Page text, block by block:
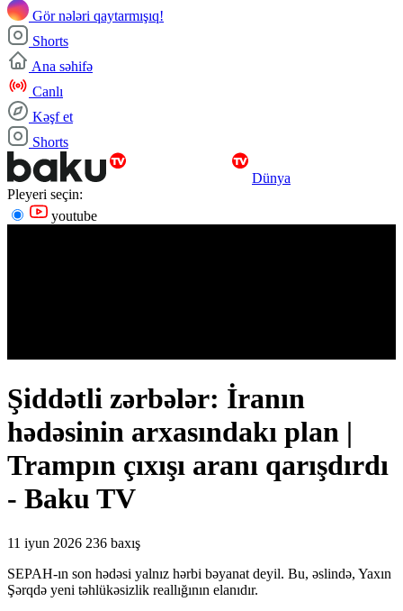
Gör nələri qaytarmışıq!
Shorts
Ana səhifə
Canlı
Kəşf et
Shorts
Dünya
Pleyeri seçin:
youtube
Şiddətli zərbələr: İranın
hədəsinin arxasındakı plan |
Trampın çıxışı aranı qarışdırdı
- Baku TV
11 iyun 2026 236 baxış
SEPAH-ın son hədəsi yalnız hərbi bəyanat deyil. Bu, əslində, Yaxın
Şərqdə yeni təhlükəsizlik reallığının elanıdır.